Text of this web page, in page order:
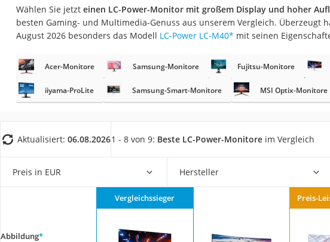
Powerstation mit Solarpanel
Gaming-PC
17-Zoll-Laptop
Satellitenschüssel
Gaming-Headset
Tablets unter 200 Euro
Lichtwecker
Wählen Sie jetzt einen LC-Power-Monitor mit großem Display und hoher
besten Gaming- und Multimedia-Genuss aus unserem Vergleich. Überzeugt
August 2026 besonders das Modell ‎LC-Power LC-M40* mit seinen
Acer-Monitore Samsung-Monitore Fujitsu-Monitore
iiyama-ProLite Samsung-Smart-Monitore MSI Optix-Monitore
Aktualisiert: 06.08.20261 - 8 von 9: Beste LC-Power-Monitore im Vergleich
Preis in EUR Hersteller
Abbildung*
Vergleichssieger Preis-